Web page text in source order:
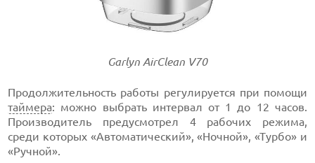
Garlyn AirClean V70
Продолжительность работы регулируется при помощи
таймера: можно выбрать интервал от 1 до 12 часов.
Производитель предусмотрел 4 рабочих режима,
среди которых «Автоматический», «Ночной», «Турбо» и
«Ручной».